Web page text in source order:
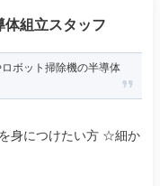
体組立スタッフ
ボット掃除機の半導体
身につけたい方 ☆細か